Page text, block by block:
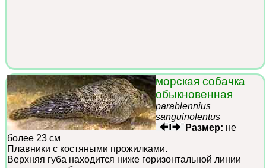
морская собачка
обыкновенная
parablennius
sanguinolentus
Размер: не
более 23 см
Плавники с костяными прожилками.
Верхняя губа находится ниже горизонтальной линии